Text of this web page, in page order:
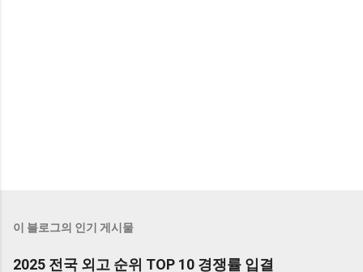
이 블로그의 인기 게시물
2025 전국 외고 순위 TOP 10 경쟁률 입결